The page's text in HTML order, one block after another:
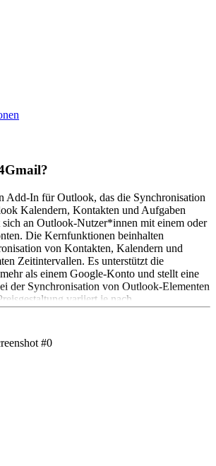
Add-In für Outlook, das die Synchronisation
Kalendern, Kontakten und Aufgaben
an Outlook-Nutzer*innen mit einem oder
Die Kernfunktionen beinhalten
von Kontakten, Kalendern und
Zeitintervallen. Es unterstützt die
als einem Google-Konto und stellt eine
der Synchronisation von Outlook-Elementen
variiert je nach
voll funktionsfähige Version von
den Import von Outlook-Terminen in
und umgekehrt.